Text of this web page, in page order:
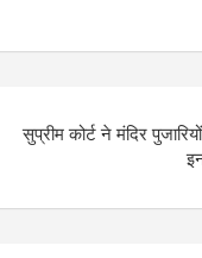
सुप्रीम कोर्ट ने मंदिर